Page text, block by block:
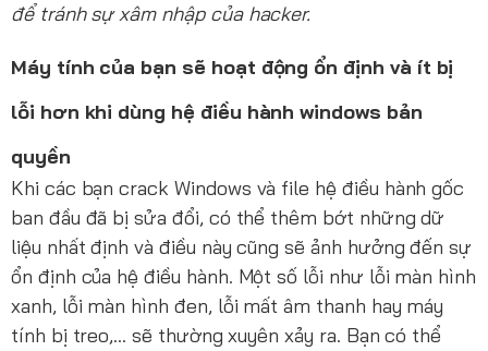
để tránh sự xâm nhập của hacker.
Máy tính của bạn sẽ hoạt động ổn định và ít bị
lỗi hơn khi dùng hệ điều hành windows bản
quyền
Khi các bạn crack Windows và file hệ điều hành gốc
ban đầu đã bị sửa đổi, có thể thêm bớt những dữ
liệu nhất định và điều này cũng sẽ ảnh hưởng đến sự
ổn định của hệ điều hành. Một số lỗi như lỗi màn hình
xanh, lỗi màn hình đen, lỗi mất âm thanh hay máy
tính bị treo,... sẽ thường xuyên xảy ra. Bạn có thể